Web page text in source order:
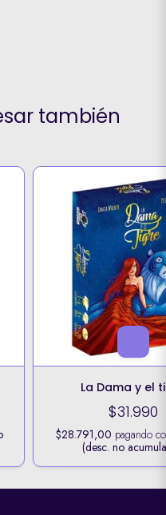
también
La Dama y el
$31.990
$28.791,00 pagando
(desc. no